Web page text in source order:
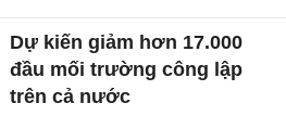
Dự kiến giảm hơn 17.000
đầu mối trường công lập
trên cả nước